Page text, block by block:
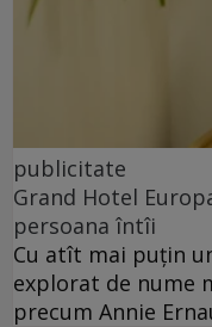
publicitate
Grand Hotel
persoana întîi
Cu atît mai puțin
explorat de nume
precum Annie